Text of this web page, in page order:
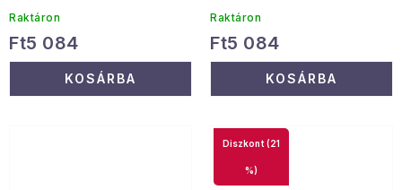
Raktáron
Ft5 084
KOSÁRBA
Raktáron
Ft5 084
KOSÁRBA
(21
%)